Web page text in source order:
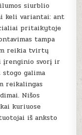
siurblio
keli variantai: ant
pritaikytoje
tampa
reikia tvirtų
įrenginio svorį ir
galima
reikalingas
Nišos
kuriuose
iš anksto